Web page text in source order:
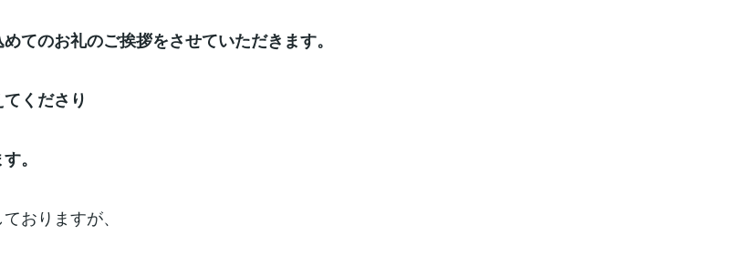
てのお礼のご挨拶をさせていただきます。
くださり
。
おりますが、